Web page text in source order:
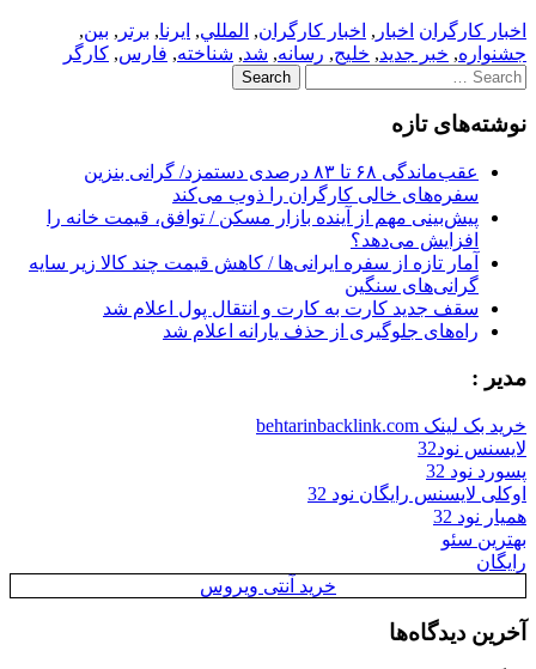
اخبار کارگران اخبار , اخبار کارگران, المللي, ايرنا, برتر , بين,
جشنواره, خبر جدید, خليج, رسانه, شد, شناخته, فارس, کارگر
Search
for:
نوشته‌های تازه
عقب‌ماندگی ۶۸ تا ۸۳ درصدی دستمزد/ گرانی بنزین
سفره‌های خالی کارگران را ذوب می‌کند
پیش‌بینی مهم از آینده بازار مسکن / توافق، قیمت خانه را
افزایش می‌دهد؟
آمار تازه از سفره ایرانی‌ها / کاهش قیمت چند کالا زیر سایه
گرانی‌های سنگین
سقف جدید کارت به کارت و انتقال پول اعلام شد
راه‌های جلوگیری از حذف یارانه اعلام شد
مدیر :
خرید بک لینک behtarinbacklink.com
لایسنس نود32
پسورد نود 32
اوکلی لایسنس رایگان نود 32
همیار نود 32
بهترین سئو
رایگان
خرید آنتی ویروس
آخرین دیدگاه‌ها